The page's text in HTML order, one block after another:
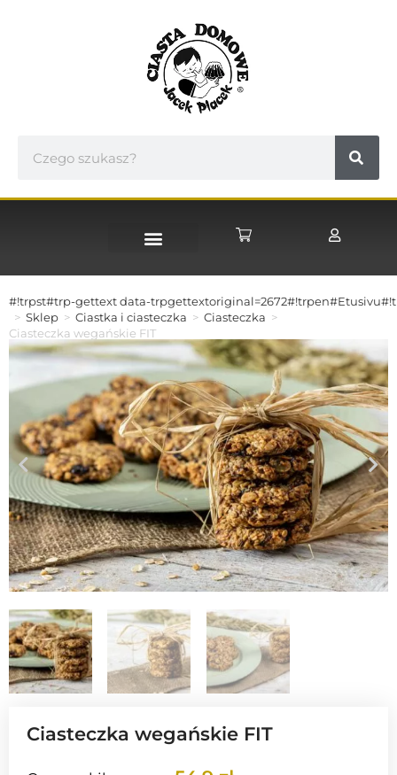
#!trpst#trp-gettext data-
> Sklep > Ciastka i ciasteczka > Ciasteczka >
Ciasteczka wegańskie FIT
Ciasteczka wegańskie FIT